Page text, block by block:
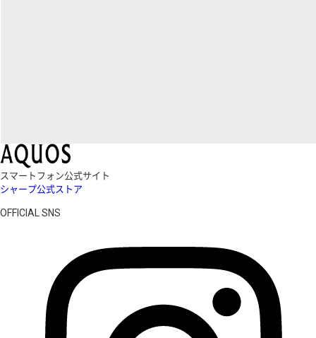
スマートフォン公式サイト
シャープ公式ストア
OFFICIAL SNS